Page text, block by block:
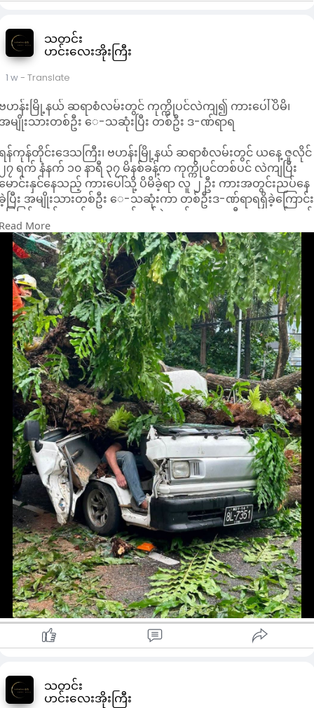
သတင်း
ဟင်းလေးအိုးကြီး
1 w- Translate
ဟန်းမြို့နယ် ဆရာစံလမ်းတွင် ကုက္ကိုပင်လဲကျ၍ ကားပေါ်ပိမိ၊
မျိုးသားတစ်ဦး ‌ေ-သဆုံးပြီး တစ်ဦး ဒ-ဏ်ရာရ
န်ကုန်တိုင်းဒေသကြီး၊ ဗဟန်းမြို့နယ် ဆရာစံလမ်းတွင် ယနေ့ ဇူလိုင်
၇ ရက် နံနက် ၁၀ နာရီ ၃၇ မိနစ်ခန့်က ကုက္ကိုပင်တစ်ပင် လဲကျပြီး
ောင်းနှင်နေသည့် ကားပေါ်သို့ ပိမိခဲ့ရာ လူ ၂ ဦး ကားအတွင်းညပ်နေ
ပြီး အမျိုးသားတစ်ဦး ‌ေ-သဆုံးကာ တစ်ဦးဒ-ဏ်ရာရရှိခဲ့ကြောင်း
ြေပြင်ကယ် ဆယ်ရေးဆောင်ရွက်ခဲ့သည့် လူမှုကူညီရေးအသင်းတစ်
ထံမှ သိရသည်။
ခင်းဖြစ်နေရာတွင် ကားအတွင်းညပ်နေသည့် ဒဏ်ရာရအမျိုးသား
စ်ဦးနှင့် ‌ေ-သဆုံးနေသည့် အမျိုးသားတစ်ဦးတို့ကို မီးသတ်
ပ်ဖွဲ့ဝင်များ၊ လူမှုကူညီရေးအသင်းအဖွဲ့များနှင့် သက်ဆိုင်ရာအဖွဲ့
စည်းများ ပူးပေါင်းကယ်ဆယ်ရေးလုပ်ငန်းများ ဆောင်ရွက်ကာ
ားအတွင်းမှ ကယ်ထုတ်နိုင်ခဲ့ကြောင်း သိရသည်။
-သဆုံးသူနှင့် ဒ-ဏ်ရာရရှိသူတို့၏ အမည်၊အသက်နှင့်နေရပ်
ပ်စာကို မေးမြန်းရာ၌ "လောလောဆယ် ‌ေ-သဆုံးသူကို ရန်ကုန်
ြည်သူ့ဆေးရုံကြီးကို ပို့ထားပါတယ်။ သူတို့ရဲ့နာမည်နဲ့ အသက်ကို
ော့ ကျွန်တော်တို့ မသိရပါဘူး။ ကယ်ဆယ်ပေးရုံဆိုတော့"ဟု
နာဂတ်အလင်းတန်း လူမှုကူညီရေးအဖွဲ့က ပြော သည်။
င်းနှင့်ပတ်သက်၍ ‌ေ-သဆုံးသူနှင့် ဒ-ဏ်ရာရရှိသူ၏ အမည်နှင့်
သေးစိတ်အချက်အလက်များကို သက်ဆိုင်ရာတာဝန်ရှိသူများက
က်လက်စုံစမ်းဆောင် ရွက်လျက်ရှိကြောင်း သိရသည်။
More
သတင်း
ဟင်းလေးအိုးကြီး